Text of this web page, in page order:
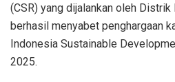
(CSR) yang dijalankan oleh Distrik
berhasil menyabet penghargaan
Indonesia Sustainable
2025.